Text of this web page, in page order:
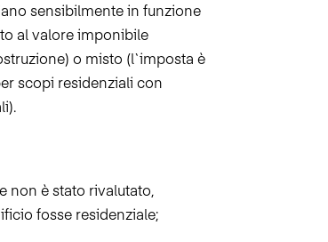
sensibilmente in funzione
al valore imponibile
o misto (l`imposta è
scopi residenziali con
non è stato rivalutato,
fosse residenziale;